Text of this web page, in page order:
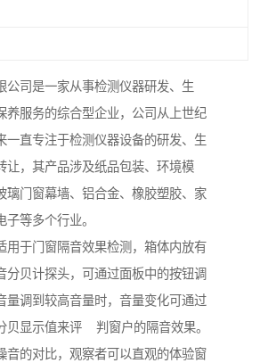
公司是一家从事检测仪器研发、生
养服务的综合型企业，公司从上世纪
一直专注于检测仪器设备的研发、生
让，其产品涉及纸品包装、环境模
璃门窗幕墙、铝合金、橡胶塑胶、家
等多个行业。
用于门窗隔音效果检测，箱体内放有
分贝计探头，可通过面板中的按钮调
量调到较高音量时，音量变化可通过
贝显示值来评 判窗户的隔音效果。
音的对比，观察者可以直观的体验窗